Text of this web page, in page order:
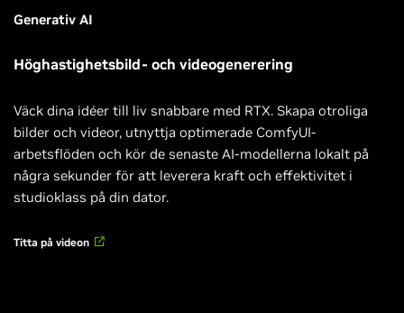
Generativ AI
Höghastighetsbild- och videogenerering
Väck dina idéer till liv snabbare med RTX. Skapa otroliga
bilder och videor, utnyttja optimerade ComfyUI-
arbetsflöden och kör de senaste AI-modellerna lokalt på
några sekunder för att leverera kraft och effektivitet i
studioklass på din dator.
Titta på videon